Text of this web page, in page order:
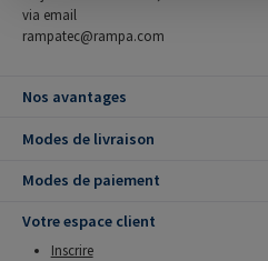
via email
rampatec@rampa.com
Nos avantages
Modes de livraison
Modes de paiement
Votre espace client
Inscrire